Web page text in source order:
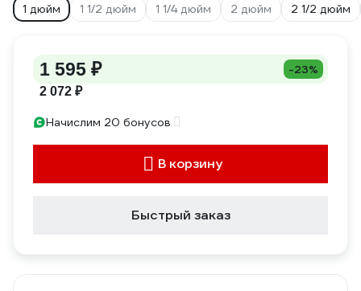
1 дюйм
1 1/2 дюйм 1 1/4 дюйм 2 дюйм 2 1/2 дюйм
1 595 ₽ -23%
2 072 ₽
Начислим 20 бонусов
В корзину
Быстрый заказ